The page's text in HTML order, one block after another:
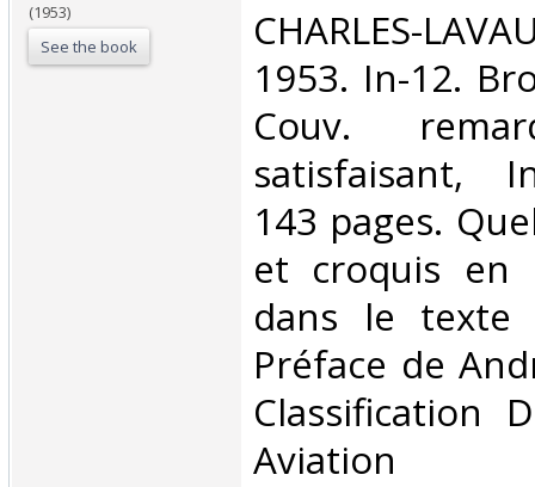
(1953)
See the book
‎CHARLES-
1953. In-12.
Couv.
satisfaisant,
143 pages.
et croquis en
dans le texte
Préface de
Classification
Aviation‎